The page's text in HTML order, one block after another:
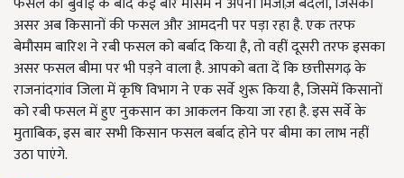
असर अब किसानों की फसल और आमदनी पर पड़ा रहा है. एक तरफ
बेमौसम बारिश ने रबी फसल को बर्बाद किया है, तो वहीं दूसरी तरफ इसका
असर फसल बीमा पर भी पड़ने वाला है. आपको बता दें कि छत्तीसगढ़ के
राजनांदगांव जिला में कृषि विभाग ने एक सर्वे शुरू किया है, जिसमें किसानों
को रबी फसल में हुए नुकसान का आकलन किया जा रहा है. इस सर्वे के
मुताबिक, इस बार सभी किसान फसल बर्बाद होने पर बीमा का लाभ नहीं
उठा पाएंगे.